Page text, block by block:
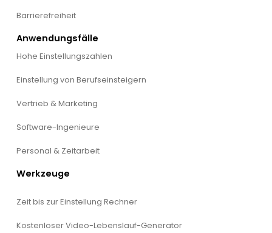
Barrierefreiheit
Anwendungsfälle
Hohe Einstellungszahlen
Einstellung von Berufseinsteigern
Vertrieb & Marketing
Software-Ingenieure
Personal & Zeitarbeit
Werkzeuge
Zeit bis zur Einstellung Rechner
Kostenloser Video-Lebenslauf-Generator